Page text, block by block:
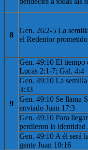
8
Gen. 26:2-5 La
el Redentor
9
Gen. 49:10 El tiempo
Lucas 2:1-7; Gal. 4:4
Gen. 49:10 La
3:33
Gen. 49:10 Se llama
enviado Juan 17:3
Gen. 49:10 Para
perdieron la identidad
Gen. 49:10 A él será
gente Juan 10:16